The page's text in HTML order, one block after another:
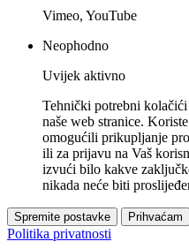
Vimeo, YouTube
Neophodno
Uvijek aktivno
Tehnički potrebni
naše web stranice.
omogućili prikupljanje
ili za prijavu na Vaš
izvući bilo kakve
nikada neće biti
Spremite postavke Prihvaćam
Politika privatnosti